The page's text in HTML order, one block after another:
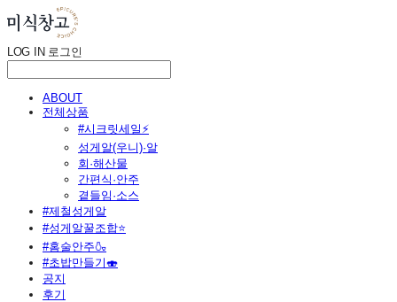
LOG IN 로그인
ABOUT
전체상품
#시크릿세일⚡
성게알(우니)·알
회·해산물
간편식·안주
곁들임·소스
#제철성게알
#성게알꿀조합⭐
#홈술안주🍶
#초밥만들기🍣
공지
후기